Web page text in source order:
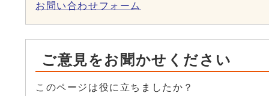
お問い合わせフォーム
ご意見をお聞かせください
このページは役に立ちましたか？